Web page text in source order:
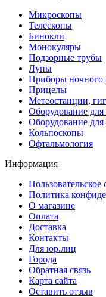
Микроскопы
Телескопы
Бинокли
Монокуляры
Подзорные трубы
Лупы
Приборы ночного
Прицелы
Метеостанции,
Оборудование для
Оборудование
Кольпоскопы
Офтальмология
Информация
Пользовательское
Политика
О магазине
Оплата
Доставка
Контакты
Для юр.лиц
Города
Обратная связь
Карта сайта
Оставить отзыв